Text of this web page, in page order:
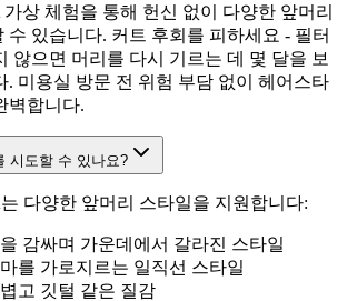
상 체험을 통해 헌신 없이 다양한 앞머리
수 있습니다. 커트 후회를 피하세요 - 필터
않으면 머리를 다시 기르는 데 몇 달을 보
. 미용실 방문 전 위험 부담 없이 헤어스타
벽합니다.
시도할 수 있나요?
다양한 앞머리 스타일을 지원합니다:
감싸며 가운데에서 갈라진 스타일
를 가로지르는 일직선 스타일
고 깃털 같은 질감